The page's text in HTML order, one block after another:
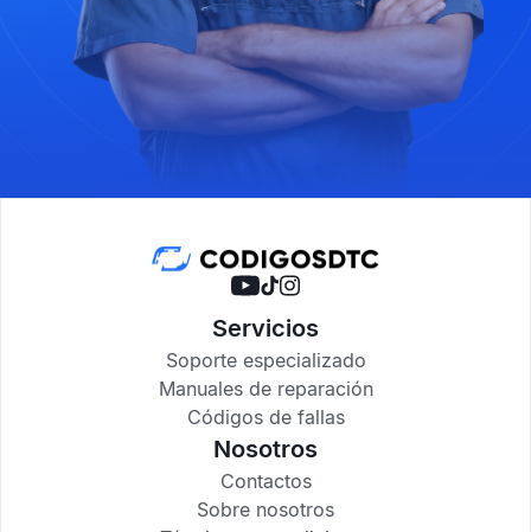
Servicios
Soporte especializado
Manuales de reparación
Códigos de fallas
Nosotros
Contactos
Sobre nosotros